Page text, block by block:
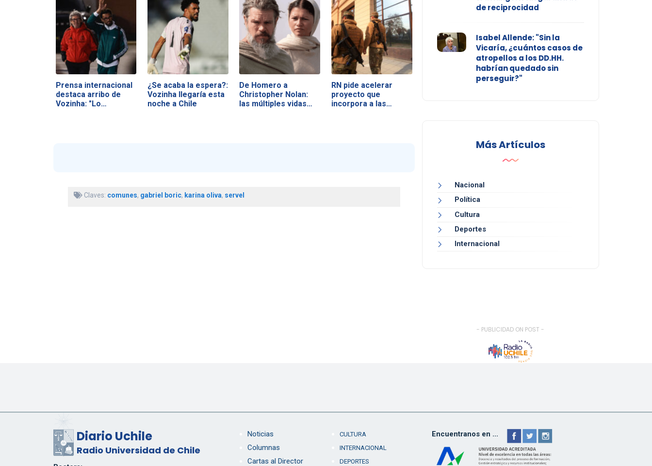
Prensa internacional
destaca arribo de
Vozinha: "Lo…
¿Se acaba la espera?:
Vozinha llegaría esta
noche a Chile
De Homero a
Christopher Nolan:
las múltiples vidas…
RN pide acelerar
proyecto que
incorpora a las…
Claves: comunes, gabriel boric, karina oliva, servel
de reciprocidad
Isabel Allende: "Sin la
Vicaría, ¿cuántos casos de
atropellos a los DD.HH.
habrían quedado sin
perseguir?"
Más Artículos
Nacional
Política
Cultura
Deportes
Internacional
- PUBLICIDAD ON POST -
Diario Uchile
Radio Universidad de Chile
Noticias
Columnas
Cartas al Director
CULTURA
INTERNACIONAL
DEPORTES
Encuentranos en ...